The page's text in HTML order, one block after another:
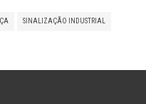
SINALIZAÇÃO INDUSTRIAL